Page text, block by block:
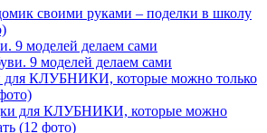
9 моделей делаем сами
для КЛУБНИКИ, которые можно только